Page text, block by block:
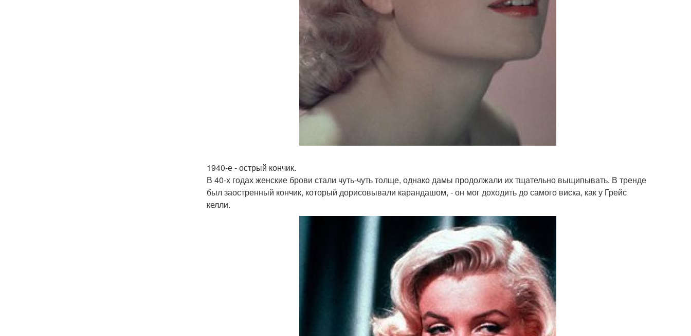
1940-е - острый кончик.
В 40-х годах женские брови стали чуть-чуть толще, однако дамы продолжали их тщательно выщипывать. В тренде
был заостренный кончик, который дорисовывали карандашом, - он мог доходить до самого виска, как у Грейс
келли.